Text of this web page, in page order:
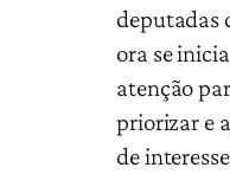
deputadas
ora se
atenção
priorizar e
de